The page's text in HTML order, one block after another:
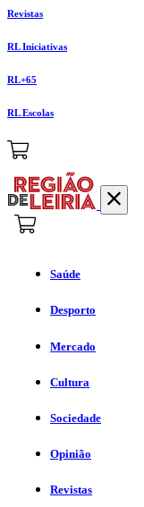
Revistas
RL Iniciativas
RL+65
RL Escolas
Saúde
Desporto
Mercado
Cultura
Sociedade
Opinião
Revistas